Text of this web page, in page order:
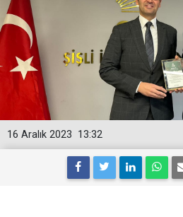
13:32
16 Aralık 2023